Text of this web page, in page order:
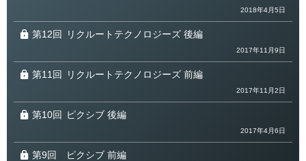
2018年4月5日
第12回 リクルートテクノロジーズ 後編
2017年11月9日
第11回 リクルートテクノロジーズ 前編
2017年11月2日
第10回 ピクシブ 後編
2017年4月6日
第9回 ピクシブ 前編